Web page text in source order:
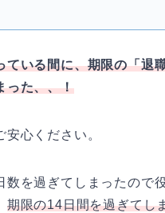
ている間に、期限の「退
った、、！
安心ください。
数を過ぎてしまったので
期限の14日間を過ぎてし